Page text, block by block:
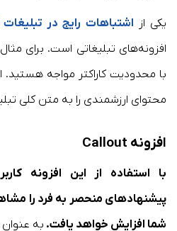
یکی از اشتباهات رایج در
افزونه‌های تبلیغاتی است. برای
با محدودیت کاراکتر مواجه هستید.
محتوای ارزشمندی را به متن کلی
افزونه Callout
با استفاده از این افزونه
پیشنهادهای منحصر به فرد را
شما افزایش خواهد یافت. به عنوان